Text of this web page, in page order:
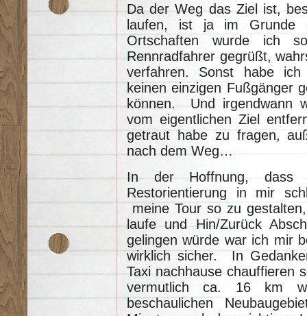
Da der Weg das Ziel ist,
laufen, ist ja im Grunde
Ortschaften wurde ich
Rennradfahrer gegrüßt,
verfahren. Sonst habe
keinen einzigen Fußgänger
können. Und irgendwann
vom eigentlichen Ziel
getraut habe zu fragen,
nach dem Weg…
In der Hoffnung, dass
Restorientierung in mir
meine Tour so zu
laufe und Hin/Zurück
gelingen würde war ich mir
wirklich sicher. In
Taxi nachhause
vermutlich ca. 16 km
beschaulichen